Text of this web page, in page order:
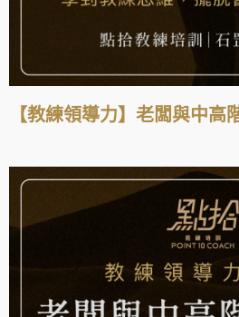
【教練領導力】老闆與中高